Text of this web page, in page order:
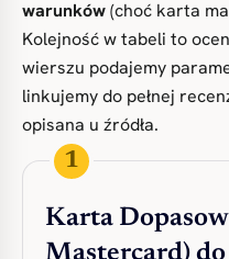
warunków(choć karta
Kolejność w tabeli to
wierszu podajemy
linkujemy do pełnej
opisana u źródła.
1
Karta